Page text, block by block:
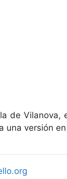
de Vilanova,
una versión